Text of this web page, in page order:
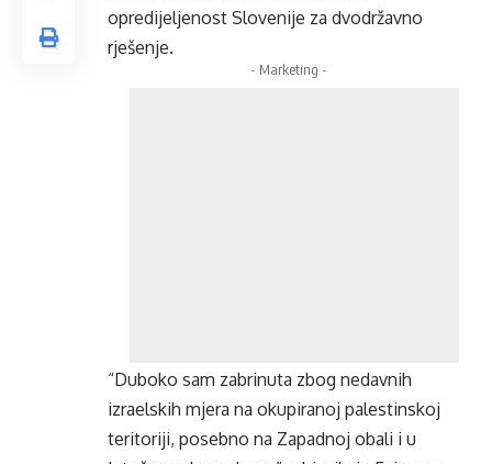
opredijeljenost Slovenije za dvodržavno
rješenje.
- Marketing -
“Duboko sam zabrinuta zbog nedavnih
izraelskih mjera na okupiranoj palestinskoj
teritoriji, posebno na Zapadnoj obali i u